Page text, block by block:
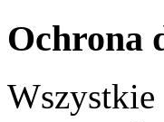
Ochrona